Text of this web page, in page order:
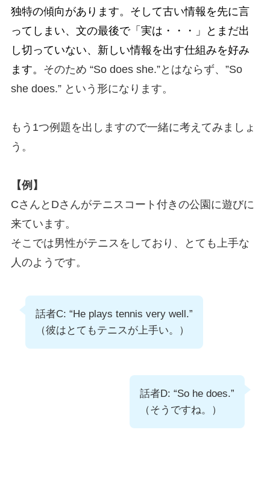
独特の傾向があります。 そして古い情報を先に言
ってしまい、文の最後で「実は・・・」とまだ出
し切っていない、新しい情報を出す仕組みを好み
ます。 そのため “So does she.”とはならず、”So
she does.” という形になります。
もう1つ例題を出しますので一緒に考えてみましょ
う。
【例】
CさんとDさんがテニスコート付きの公園に遊びに
来ています。
そこでは男性がテニスをしており、とても上手な
人のようです。
話者C: “He plays tennis very well.”
（彼はとてもテニスが上手い。）
話者D: “So he does.”
（そうですね。）